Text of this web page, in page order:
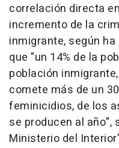
correlación directa
incremento de la
inmigrante, según
que "un 14% de la
población
comete más de un
feminicidios, de los
se producen al año",
Ministerio del